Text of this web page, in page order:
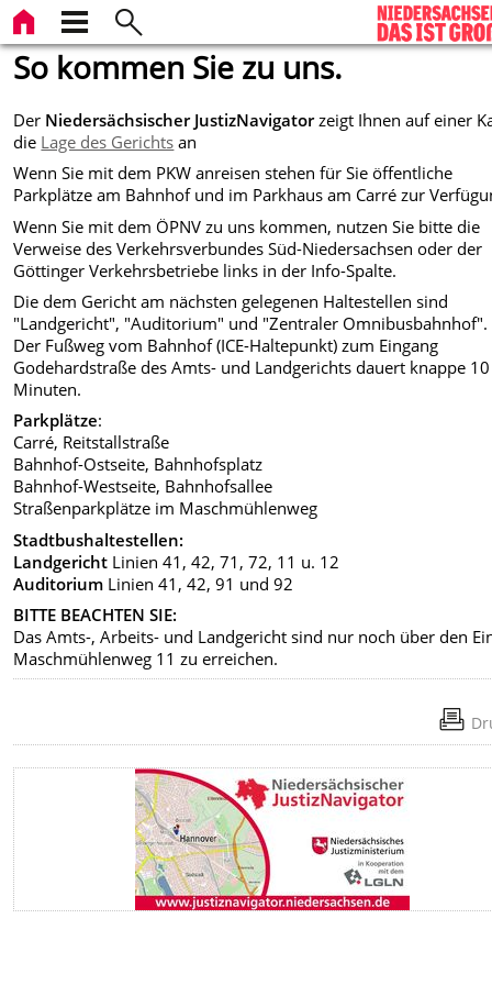
So kommen Sie zu uns.
Der Niedersächsischer JustizNavigatorzeigt Ihnen auf einer
die Lage des Gerichts an
Wenn Sie mit dem PKW anreisen stehen für Sie öffentliche
Parkplätze am Bahnhof und im Parkhaus am Carré zur
Wenn Sie mit dem ÖPNV zu uns kommen, nutzen Sie bitte die
Verweise des Verkehrsverbundes Süd-Niedersachsen oder der
Göttinger Verkehrsbetriebe links in der Info-Spalte.
Die dem Gericht am nächsten gelegenen Haltestellen sind
"Landgericht", "Auditorium" und "Zentraler Omnibusbahnhof".
Der Fußweg vom Bahnhof (ICE-Haltepunkt) zum Eingang
Godehardstraße des Amts- und Landgerichts dauert knappe 10
Minuten.
Parkplätze:
Carré, Reitstallstraße
Bahnhof-Ostseite, Bahnhofsplatz
Bahnhof-Westseite, Bahnhofsallee
Straßenparkplätze im Maschmühlenweg
Stadtbushaltestellen:
Landgericht Linien 41, 42, 71, 72, 11 u. 12
Auditorium Linien 41, 42, 91 und 92
BITTE BEACHTEN SIE:
Das Amts-, Arbeits- und Landgericht sind nur noch über den
Maschmühlenweg 11 zu erreichen.